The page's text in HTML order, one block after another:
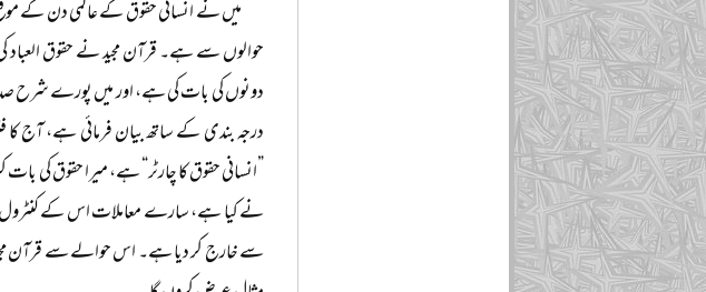
میں نے انسانی حقوق کے عالمی دن کے موقع
حوالوں سے ہے۔ قرآن مجید نے حقوق العباد
دونوں کی بات کی ہے، اور میں پورے شرح
درجہ بندی کے ساتھ بیان فرمائی ہے، آج کا
”انسانی حقوق کا چارٹر“ ہے، میرا حقوق کی
نے کیا ہے، سارے معاملات اس کے کنٹرول
سے خارج کر دیا ہے۔ اس حوالے سے قرآن